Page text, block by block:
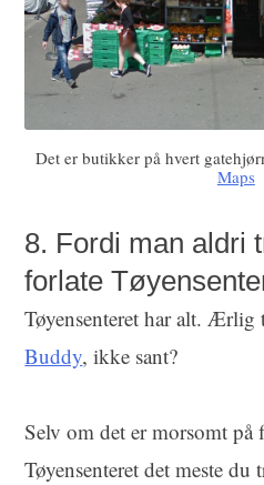
Det er butikker på hvert
Maps
8. Fordi man aldri
forlate
Tøyensenteret har alt. Ærlig
Buddy, ikke sant?
Selv om det er morsomt
Tøyensenteret det meste